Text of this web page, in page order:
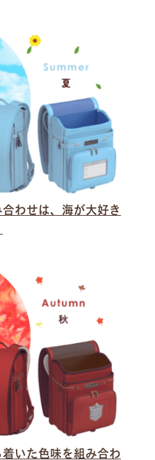
わせは、海が大好き
いた色味を組み合わ